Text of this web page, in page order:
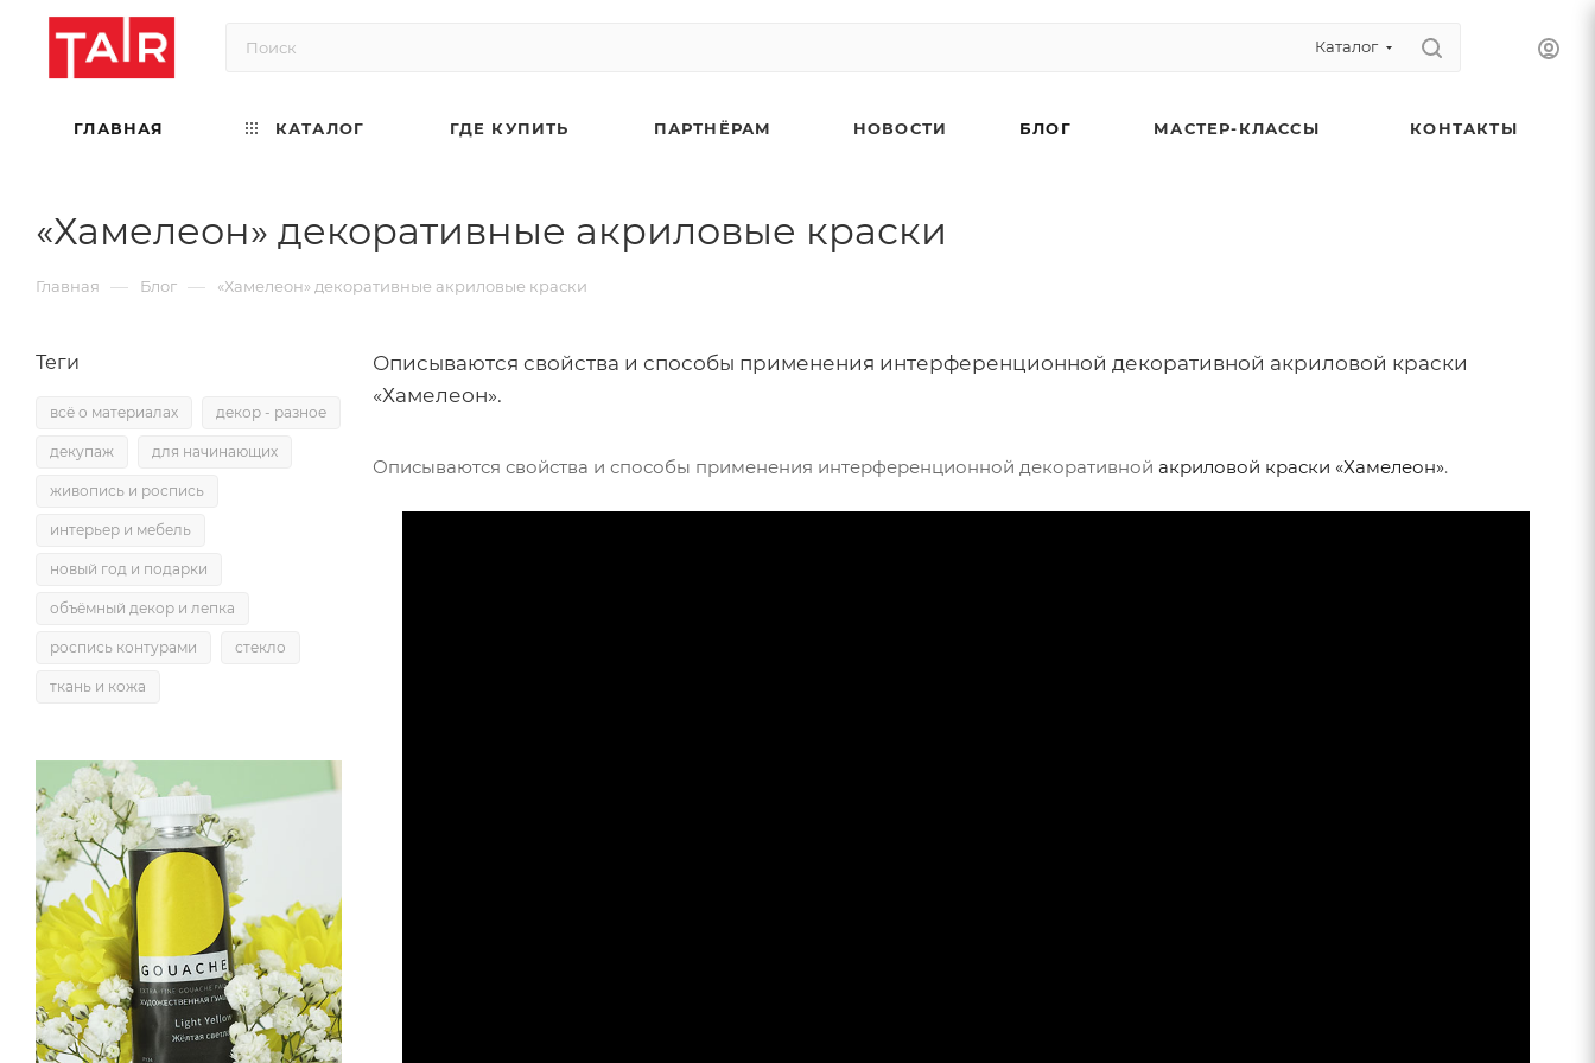
Каталог
ГЛАВНАЯ КАТАЛОГ ГДЕ КУПИТЬ ПАРТНЁРАМ НОВОСТИ БЛОГ МАСТЕР-КЛАССЫ КОНТАКТЫ
«Хамелеон» декоративные акриловые краски
Главная — Блог — «Хамелеон» декоративные акриловые краски
Описываются свойства и способы применения интерференционной декоративной акриловой краски
«Хамелеон».
Описываются свойства и способы применения интерференционной декоративной акриловой краски «Хамелеон».
Теги
всё о материалах декор - разное
декупаж для начинающих
живопись и роспись
интерьер и мебель
новый год и подарки
объёмный декор и лепка
роспись контурами стекло
ткань и кожа